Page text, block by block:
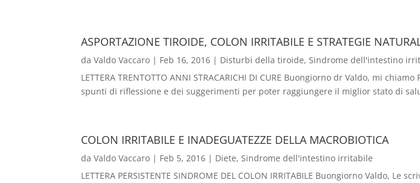
ASPORTAZIONE TIROIDE, COLON IRRITABILE E STRATEGIE
daValdo Vaccaro | Feb 16, 2016 | Disturbi della tiroide,Sindrome dell'intestino
LETTERA TRENTOTTO ANNI STRACARICHI DI CURE Buongiorno dr Valdo, mi
spunti di riflessione e dei suggerimenti per poter raggiungere il miglior stato di
COLON IRRITABILE E INADEGUATEZZE DELLA MACROBIOTICA
daValdo Vaccaro | Feb 5, 2016 | Diete,Sindrome dell'intestino irritabile
LETTERA PERSISTENTE SINDROME DEL COLON IRRITABILE Buongiorno Valdo,